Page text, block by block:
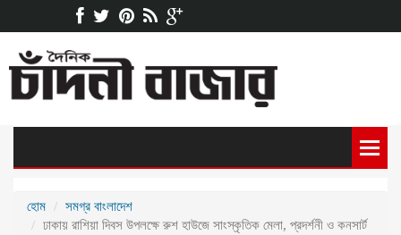
হোম
সমগ্র বাংলাদেশ
ঢাকায় রাশিয়া দিবস উপলক্ষে রুশ হাউজে সাংস্কৃতিক মেলা, প্রদর্শনী ও কনসার্ট